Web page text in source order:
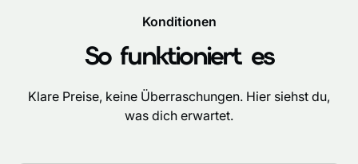
Konditionen
So funktioniert es
Klare Preise, keine Überraschungen. Hier siehst du,
was dich erwartet.